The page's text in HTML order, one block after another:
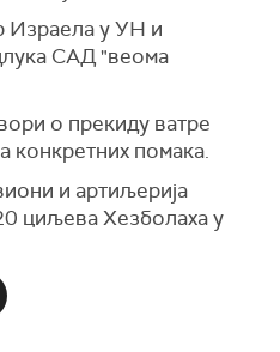
Израела у УН и
САД "веома
о прекиду ватре
конкретних помака.
и артиљерија
циљева Хезболаха у